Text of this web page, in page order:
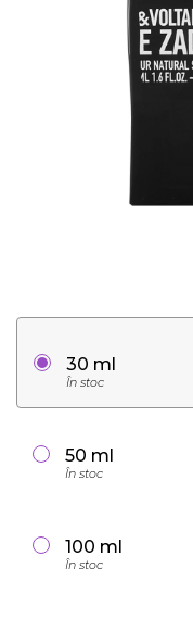
30 ml
În stoc
50 ml
În stoc
100 ml
În stoc